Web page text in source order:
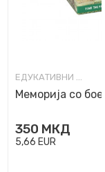
ЕДУКАТИВНИ ИГРИ И КВИЗОВИ
Меморија со
350 МКД
5,66 EUR